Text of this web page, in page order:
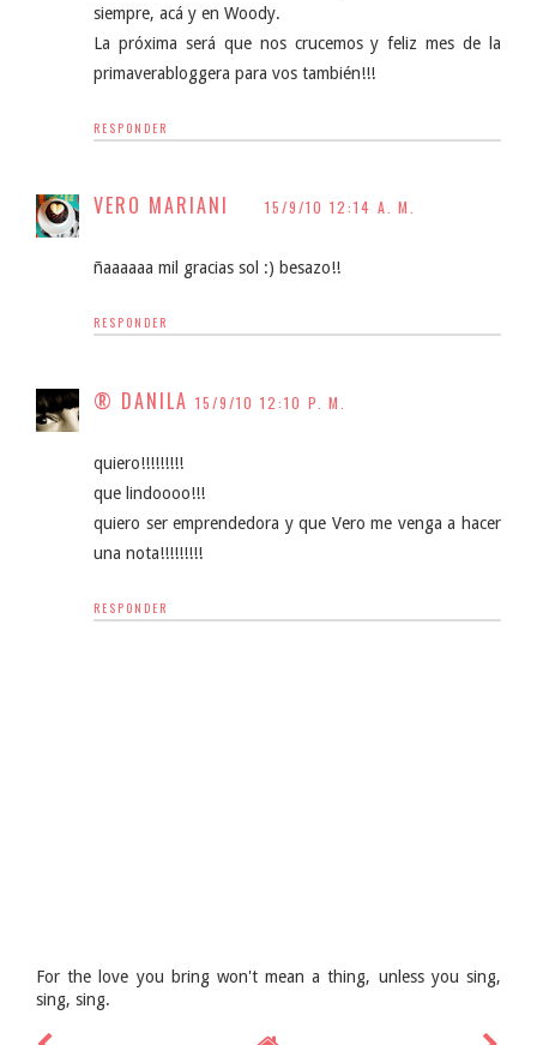
siempre, acá y en Woody.
La próxima será que nos crucemos y feliz mes de la
primaverabloggera para vos también!!!
RESPONDER
VERO MARIANI 15/9/10 12:14 A. M.
ñaaaaaa mil gracias sol :) besazo!!
RESPONDER
® DANILA 15/9/10 12:10 P. M.
quiero!!!!!!!!!
que lindoooo!!!
quiero ser emprendedora y que Vero me venga a hacer
una nota!!!!!!!!!
RESPONDER
For the love you bring won't mean a thing, unless you sing,
sing, sing.